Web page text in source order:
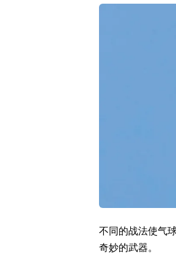
不同的战法使气
奇妙的武器。